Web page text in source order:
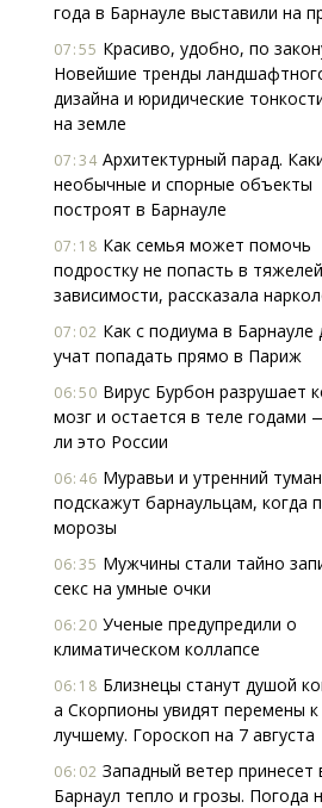
года в Барнауле выставили на
07:55 Красиво, удобно, по
Новейшие тренды
дизайна и юридические
на земле
07:34 Архитектурный парад.
необычные и спорные объекты
построят в Барнауле
07:18 Как семья может помочь
подростку не попасть в
зависимости, рассказала
07:02 Как с подиума в Барнауле
учат попадать прямо в Париж
06:50 Вирус Бурбон разрушает
мозг и остается в теле годами
ли это России
06:46 Муравьи и утренний туман
подскажут барнаульцам, когда
морозы
06:35 Мужчины стали тайно
секс на умные очки
06:20 Ученые предупредили о
климатическом коллапсе
06:18 Близнецы станут душой
а Скорпионы увидят перемены к
лучшему. Гороскоп на 7 августа
06:02 Западный ветер принесет
Барнаул тепло и грозы. Погода